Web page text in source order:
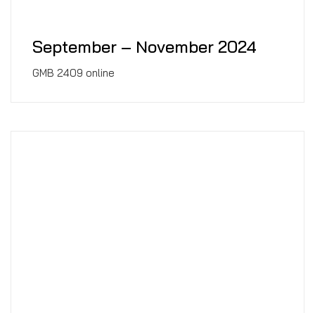
September – November 2024
GMB 2409 online